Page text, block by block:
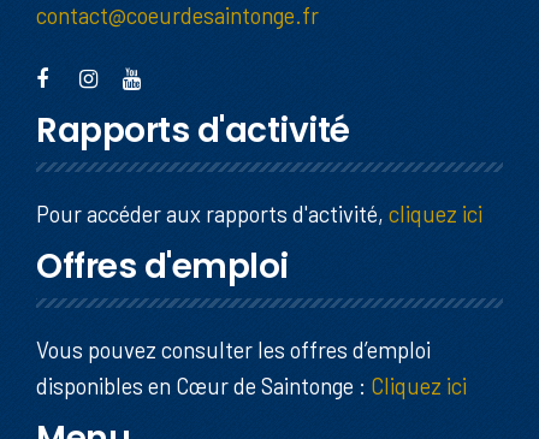
contact@coeurdesaintonge.fr
Rapports d'activité
Pour accéder aux rapports d'activité, cliquez ici
Offres d'emploi
Vous pouvez consulter les offres d’emploi
disponibles en Cœur de Saintonge : Cliquez ici